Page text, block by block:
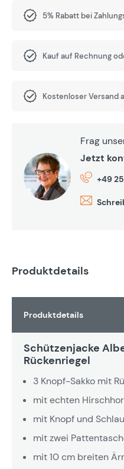
5% Rabatt bei
Kauf auf Rechnung
Kostenloser Versand
Frag
Jetzt
+49
Produktdetails
Produktdetails
Schützenjacke
Rückenriegel
3 Knopf-Sakko mit
mit echten
mit Knopf und
mit zwei
mit 10 cm breiten